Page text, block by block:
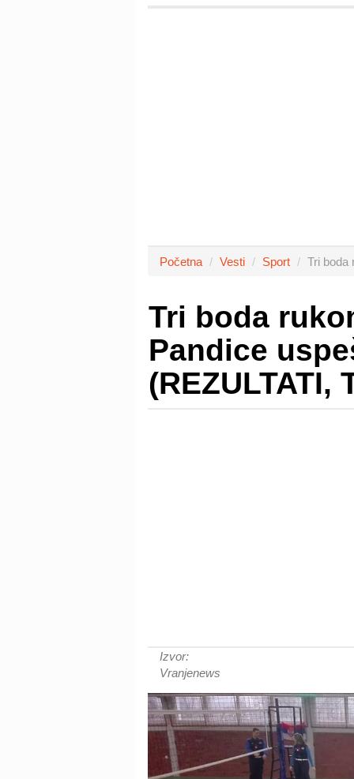
Početna Vesti Sport Tri boda
Tri boda
Pandice
(REZULTATI,
Izvor:
Vranjenews